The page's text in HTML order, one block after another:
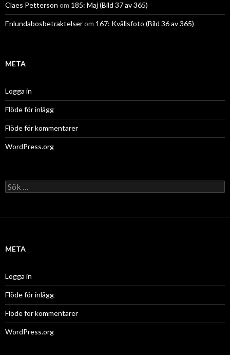
Claes Petterson om 185: Maj (Bild 37 av 365)
Enlundabosbetraktelserom 167: Kvällsfoto (Bild 36 av 365)
META
Logga in
Flöde för inlägg
Flöde för kommentarer
WordPress.org
Sök
efter:
META
Logga in
Flöde för inlägg
Flöde för kommentarer
WordPress.org